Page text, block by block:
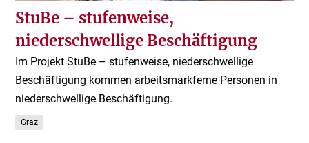
StuBe – stufenweise,
niederschwellige Beschäftigung
Im Projekt StuBe – stufenweise, niederschwellige
Beschäftigung kommen arbeitsmarkferne Personen in
niederschwellige Beschäftigung.
Graz